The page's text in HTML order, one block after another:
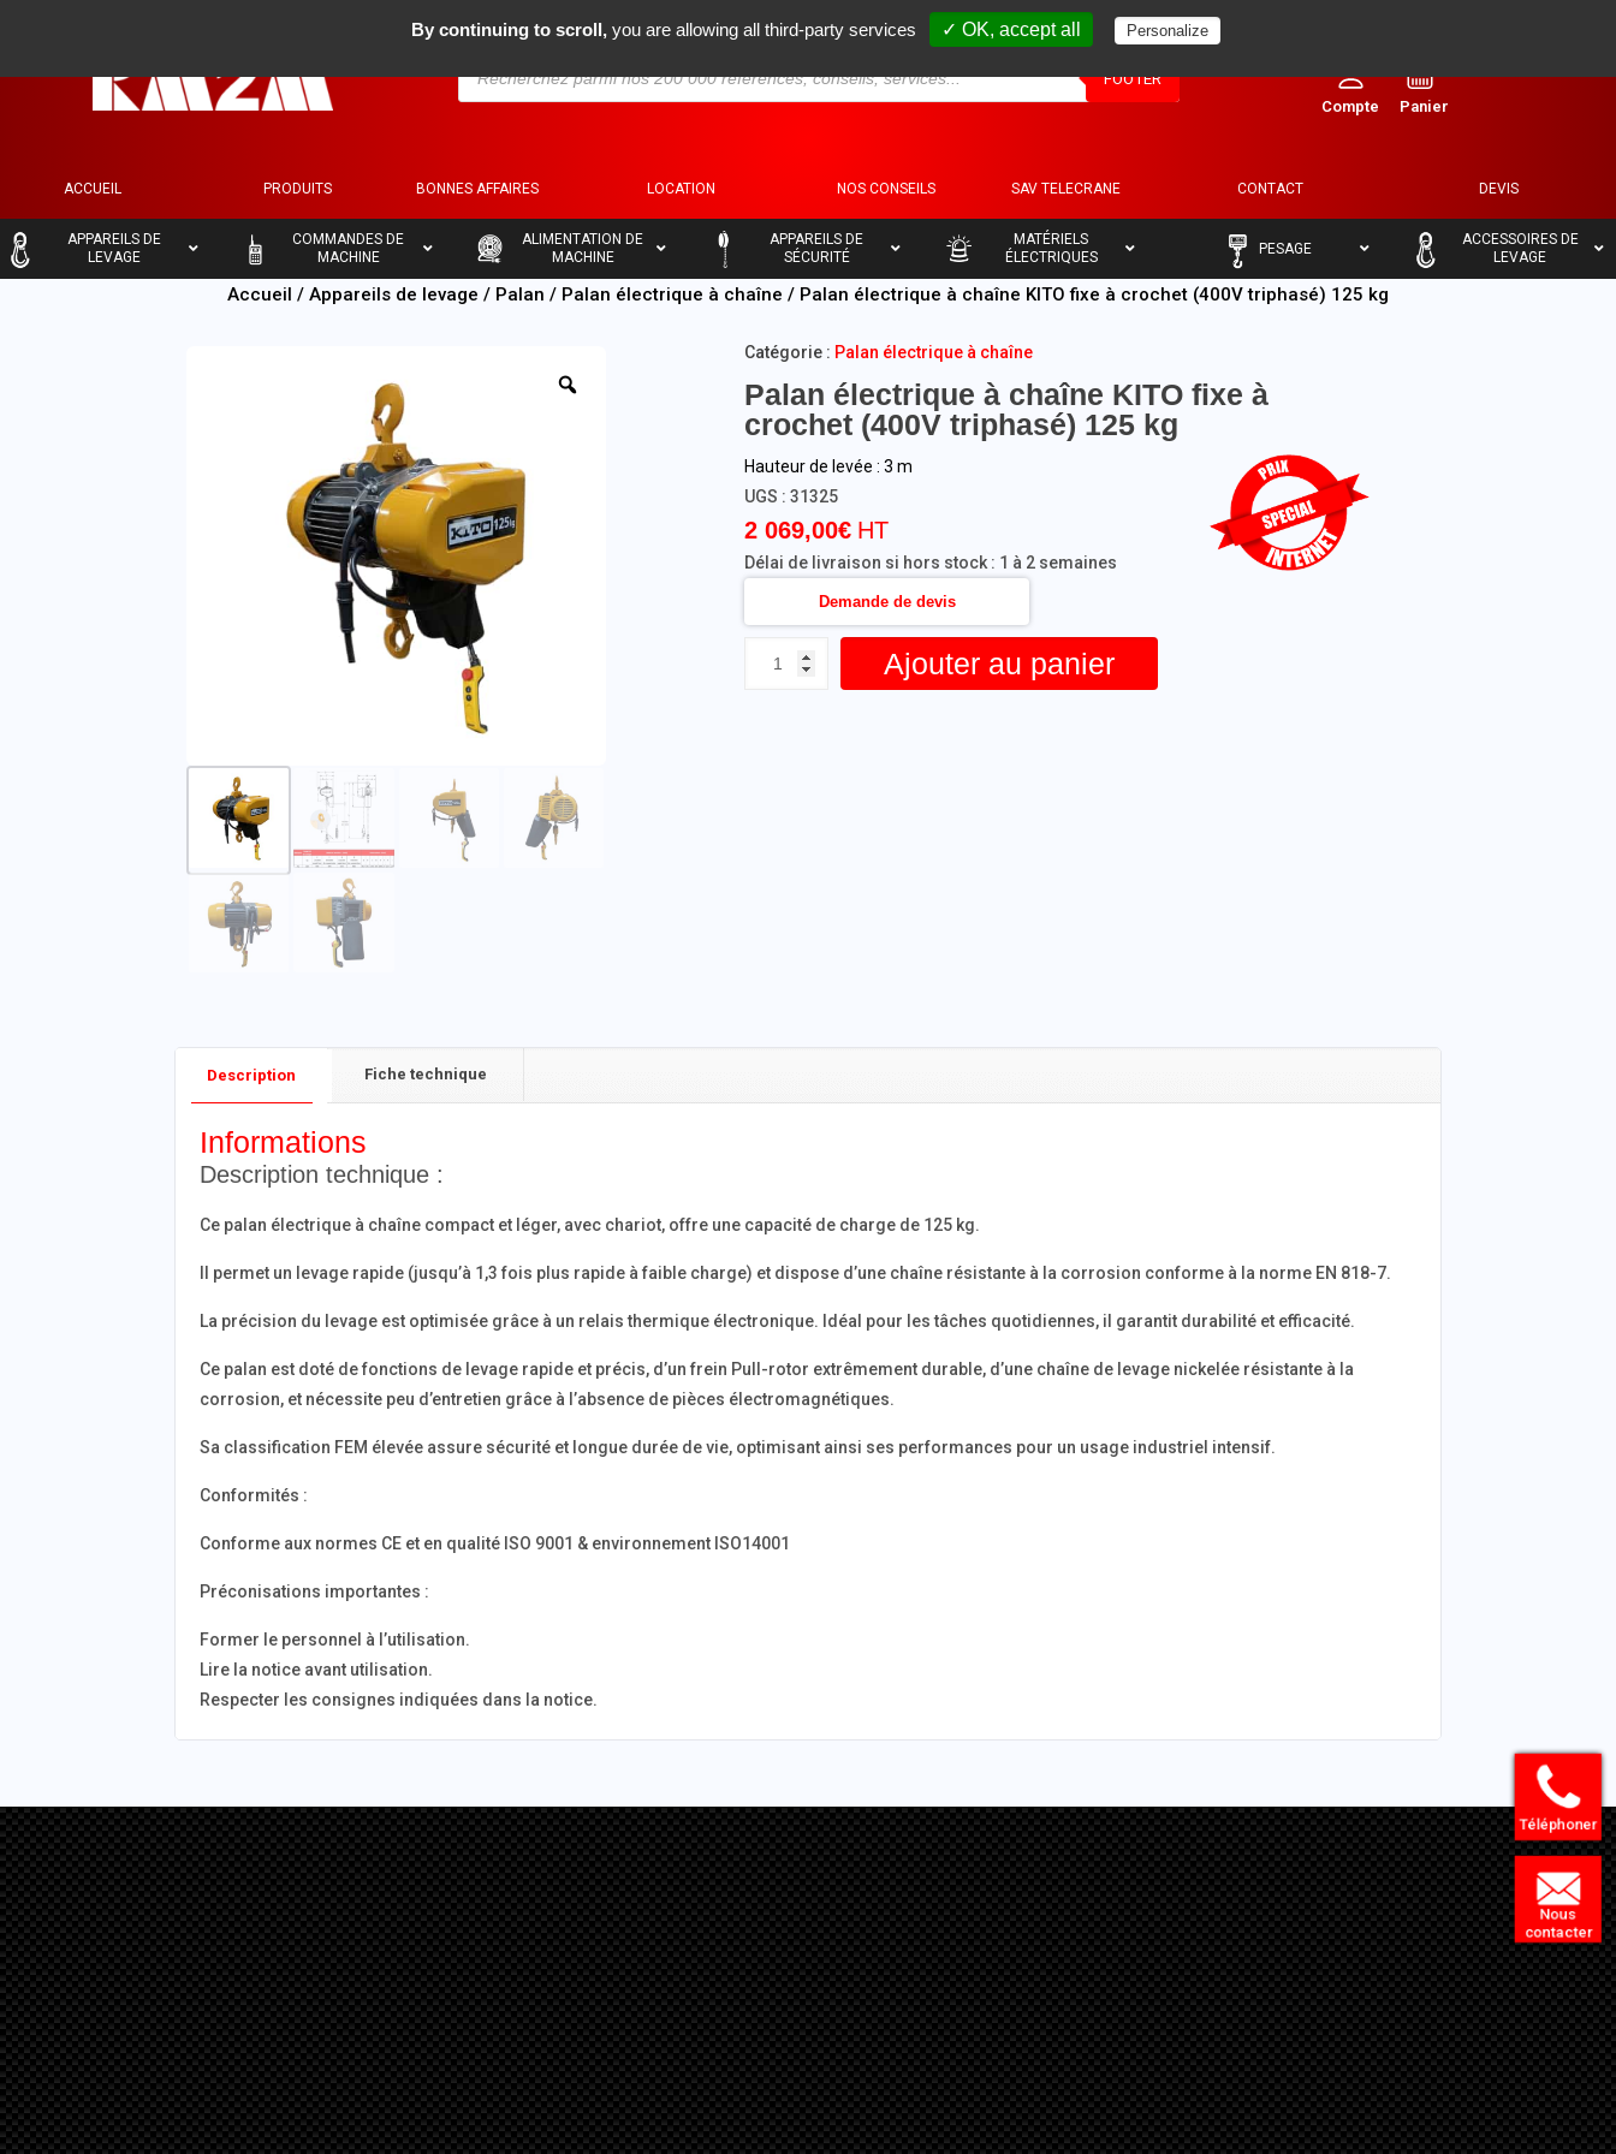
FOOTER
ACCUEIL
– PRODUITS
– BONNES AFFAIRES
– LOCATION
– NOS CONSEILS SAV TELECRANE
– CONTACT
– DEVIS
–
APPAREILS DE
LEVAGE
COMMANDES DE
MACHINE
ALIMENTATION DE
MACHINE
APPAREILS DE
SÉCURITÉ
MATÉRIELS
ÉLECTRIQUES
PESAGE
ACCESSOIRES DE
LEVAGE
Accueil / Appareils de levage / Palan / Palan électrique à chaîne / Palan électrique à chaîne KITO fixe à crochet (400V triphasé) 125 kg
Palan électrique à chaîne KITO fixe à
crochet (400V triphasé) 125 kg
2 069,00€
Délai de livraison si hors stock : 1 à 2 semaines
Hauteur de levée : 3 m
Ajouter au panier
Demande de devis
UGS :31325
Catégorie : Palan électrique à chaîne
Description Fiche technique
Informations
Description technique :
Ce palan électrique à chaîne compact et léger, avec chariot, offre une capacité de charge de 125 kg.
Il permet un levage rapide (jusqu’à 1,3 fois plus rapide à faible charge) et dispose d’une chaîne résistante à la corrosion conforme à la norme EN 818-7.
La précision du levage est optimisée grâce à un relais thermique électronique. Idéal pour les tâches quotidiennes, il garantit durabilité et efficacité.
Ce palan est doté de fonctions de levage rapide et précis, d’un frein Pull-rotor extrêmement durable, d’une chaîne de levage nickelée résistante à la
corrosion, et nécessite peu d’entretien grâce à l’absence de pièces électromagnétiques.
Sa classification FEM élevée assure sécurité et longue durée de vie, optimisant ainsi ses performances pour un usage industriel intensif.
Conformités :
Conforme aux normes CE et en qualité ISO 9001 & environnement ISO14001
Préconisations importantes :
Former le personnel à l’utilisation.
Lire la notice avant utilisation.
Respecter les consignes indiquées dans la notice.
Téléphoner
Nous
contacter
By continuing to scroll, you are allowing all third-party services ✓ OK, accept all Personalize